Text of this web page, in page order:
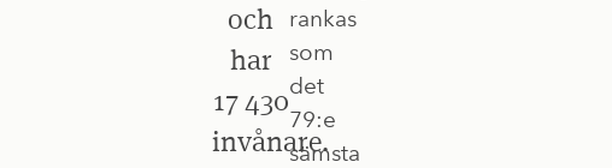
och
har
17 430
invånare.
rankas
som
det
79:e
sämsta